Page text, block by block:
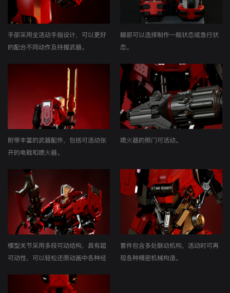
手部采用全活动手指设计，可以更好
的配合不同动作及持握武器。
脚部可以选择制作一般状态或急行状
态。
附带丰富的武器配件，包括可活动张
开的电戟和喷火器。
喷火器的照门可活动。
模型关节采用多段可动结构，具有超
可动性，可以轻松还原动画中各种经
套件包含多处联动机构，活动时可再
现各种精密机械构造。